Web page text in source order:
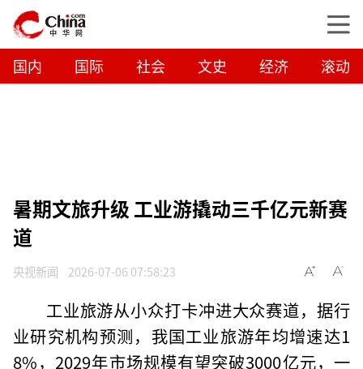
国内 国际 社会 文史 经济 滚动
暑期文旅升级 工业游撬动三千亿元新赛
道
央视新闻 2026-07-06 07:58:23
工业旅游从小众打卡冲进大众赛道，据行
业研究机构预测，我国工业旅游年均增速达1
8%，2029年市场规模有望突破3000亿元，一